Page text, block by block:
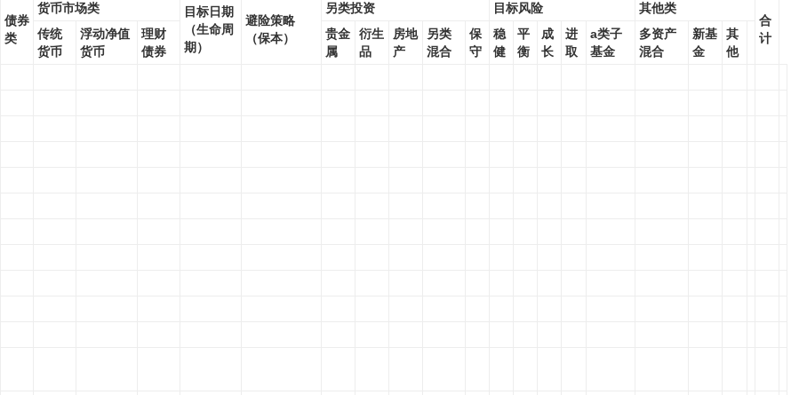
债券
类
货币市场类
目标日期
（生命周
期）
避险策略
（保本）
另类投资 目标风险
其他类
合
计
传统
货币
浮动净值
货币
理财
债券
贵金
属
衍生
品
房地
产
另类
混合
保
守
稳
健
平
衡
成
长
进
取
a类子
基金
多资产
混合
新基
金
其
他